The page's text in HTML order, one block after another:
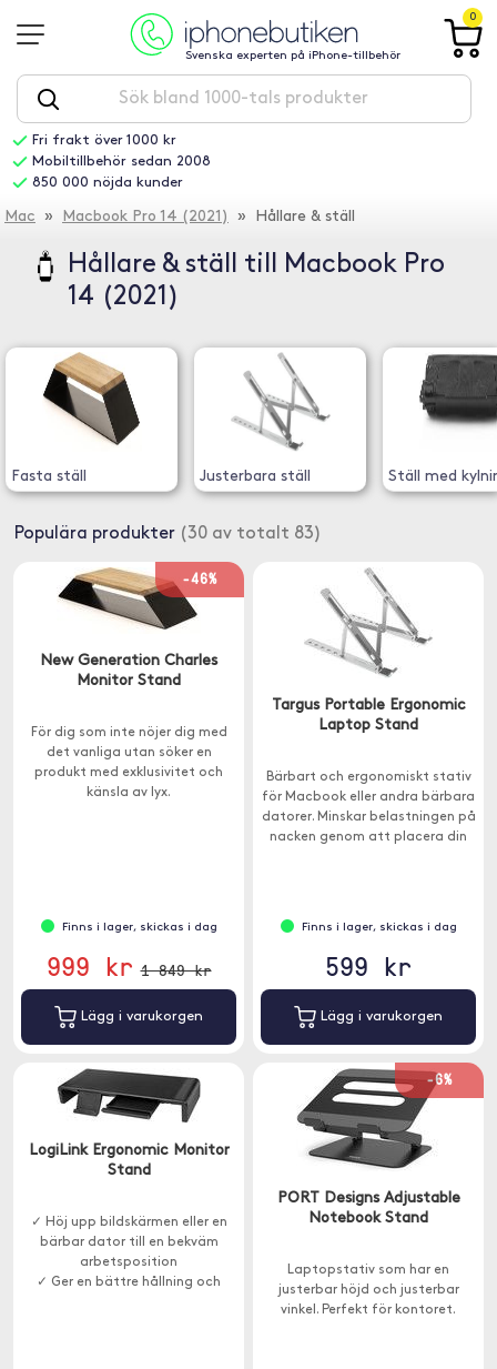
Svenska experten på iPhone-tillbehör
0
Fri frakt över 1000 kr
Mobiltillbehör sedan 2008
850 000 nöjda kunder
Mac » Macbook Pro 14 (2021) » Hållare & ställ
Hållare & ställ till Macbook Pro
14 (2021)
Fasta ställ Justerbara ställ Ställ med
Populära produkter (30 av totalt 83)
-46%
New Generation Charles
Monitor Stand
För dig som inte nöjer dig med
det vanliga utan söker en
produkt med exklusivitet och
känsla av lyx.
Finns i lager, skickas i dag
999 kr 1 849 kr
Lägg i varukorgen
Targus Portable Ergonomic
Laptop Stand
Bärbart och ergonomiskt stativ
för Macbook eller andra bärbara
datorer. Minskar belastningen på
nacken genom att placera din
Finns i lager, skickas i dag
599 kr
Lägg i varukorgen
LogiLink Ergonomic Monitor
Stand
✓ Höj upp bildskärmen eller en
bärbar dator till en bekväm
arbetsposition
✓ Ger en bättre hållning och
-6%
PORT Designs Adjustable
Notebook Stand
Laptopstativ som har en
justerbar höjd och justerbar
vinkel. Perfekt för kontoret.